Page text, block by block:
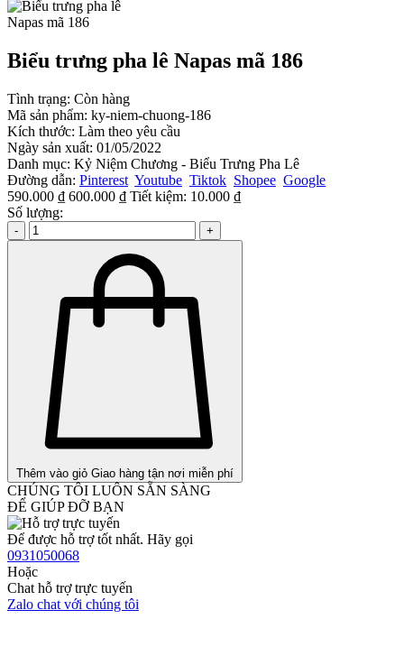
Biểu trưng pha lê Napas mã 186
Tình trạng: Còn hàng
Mã sản phẩm: ky-niem-chuong-186
Kích thước: Làm theo yêu cầu
Ngày sản xuất: 01/05/2022
Danh mục: Kỷ Niệm Chương - Biểu Trưng Pha Lê
Đường dẫn: Pinterest Youtube Tiktok Shopee Google
590.000 ₫ 600.000 ₫ Tiết kiệm: 10.000 ₫
Số lượng:
- +
Thêm vào giỏ Giao hàng tận nơi miễn phí
CHÚNG TÔI LUÔN SẴN SÀNG
ĐỂ GIÚP ĐỠ BẠN
Để được hỗ trợ tốt nhất. Hãy gọi
0931050068
Hoặc
Chat hỗ trợ trực tuyến
Zalo chat với chúng tôi